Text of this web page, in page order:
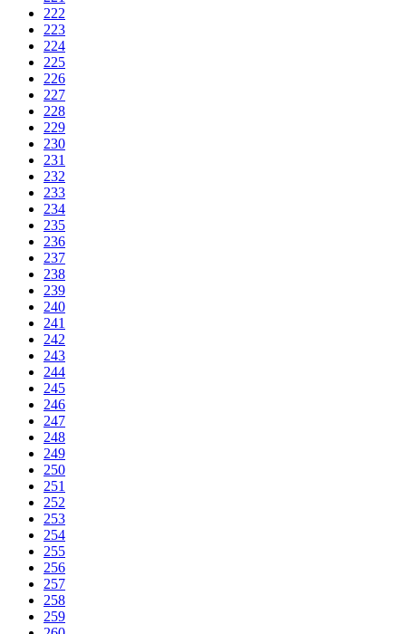
222
223
224
225
226
227
228
229
230
231
232
233
234
235
236
237
238
239
240
241
242
243
244
245
246
247
248
249
250
251
252
253
254
255
256
257
258
259